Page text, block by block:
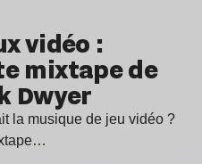
vidéo :
mixtape de
Dwyer
la musique de jeu vidéo ?